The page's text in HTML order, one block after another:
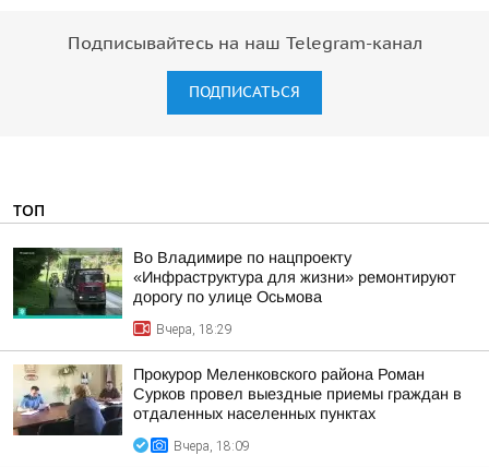
Подписывайтесь на наш Telegram-канал
ПОДПИСАТЬСЯ
ТОП
Во Владимире по нацпроекту
«Инфраструктура для жизни» ремонтируют
дорогу по улице Осьмова
Вчера, 18:29
Прокурор Меленковского района Роман
Сурков провел выездные приемы граждан в
отдаленных населенных пунктах
Вчера, 18:09